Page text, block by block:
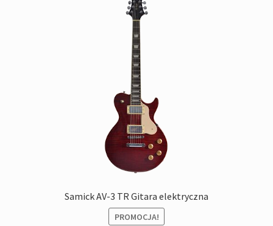
Samick AV-3 TR Gitara elektryczna
PROMOCJA!